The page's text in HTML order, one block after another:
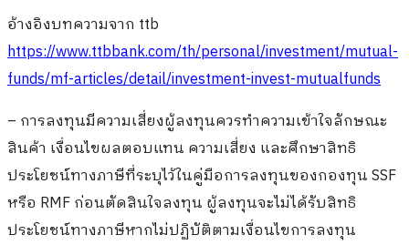
อ้างอิงบทความจาก ttb
https://www.ttbbank.com/th/personal/investment/mutual-
funds/mf-articles/detail/investment-invest-mutualfunds
– การลงทุนมีความเสี่ยงผู้ลงทุนควรทำความเข้าใจลักษณะ
สินค้า เงื่อนไขผลตอบแทน ความเสี่ยง และศึกษาสิทธิ
ประโยชน์ทางภาษีที่ระบุไว้ในคู่มือการลงทุนของกองทุน SSF
หรือ RMF ก่อนตัดสินใจลงทุน ผู้ลงทุนจะไม่ได้รับสิทธิ
ประโยชน์ทางภาษีหากไม่ปฏิบัติตามเงื่อนไขการลงทุน